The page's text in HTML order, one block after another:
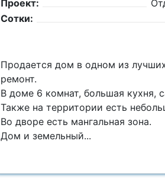
Проект:
Сотки:
Продается дом в одном из
ремонт.
В доме 6 комнат, большая кухня,
Также на территории есть
Во дворе есть мангальная зона.
Дом и земельный...